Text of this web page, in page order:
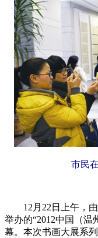
市民
12月22日上午，由
举办的“2012中国（
幕。本次书画大展系